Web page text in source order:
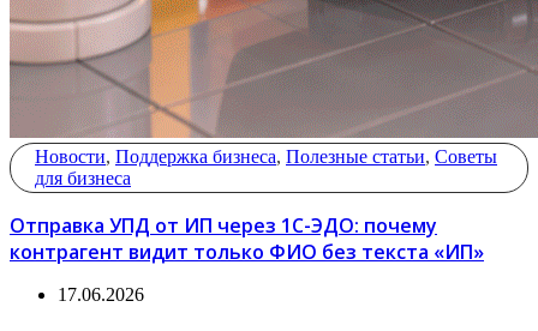
Новости, Поддержка бизнеса, Полезные статьи, Советы
для бизнеса
Отправка УПД от ИП через 1С-ЭДО: почему
контрагент видит только ФИО без текста «ИП»
17.06.2026